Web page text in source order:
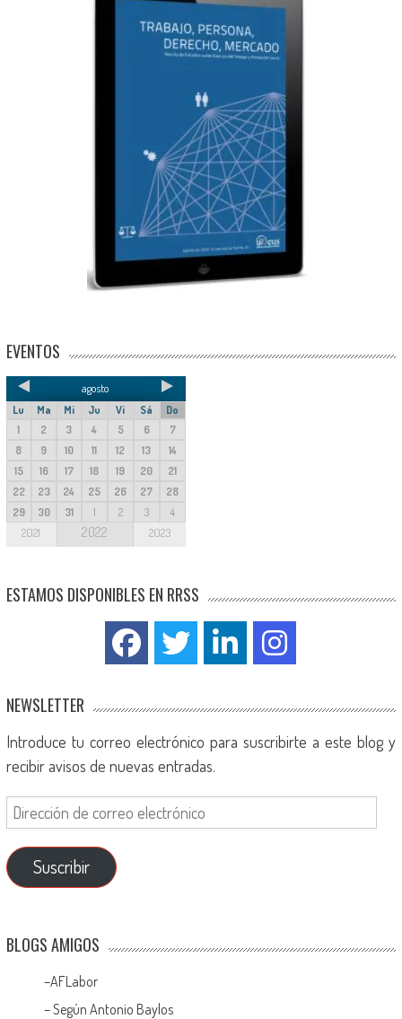
EVENTOS
agosto
Lu Ma Mi Ju Vi Sá
Do
1
2 3 4 5 6
7
8
9 10 11 12 13
14
15
16 17 18 19 20
21
22
23 24 25 26 27
28
29
30 31 1 2 3 4
2021 2022 2023
ESTAMOS DISPONIBLES EN RRSS
NEWSLETTER
Introduce tu correo electrónico para suscribirte a este blog y
recibir avisos de nuevas entradas.
Suscribir
BLOGS AMIGOS
–AFLabor
– Según Antonio Baylos